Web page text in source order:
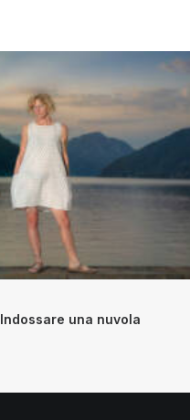
Indossare una nuvola